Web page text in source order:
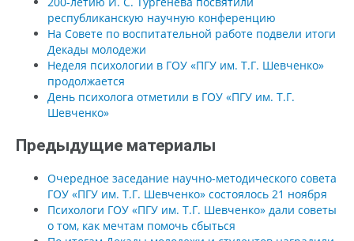
республиканскую научную конференцию
На Совете по воспитательной работе подвели итоги
Декады молодежи
Неделя психологии в ГОУ «ПГУ им. Т.Г. Шевченко»
продолжается
День психолога отметили в ГОУ «ПГУ им. Т.Г.
Шевченко»
Предыдущие материалы
Очередное заседание научно-методического совета
ГОУ «ПГУ им. Т.Г. Шевченко» состоялось 21 ноября
Психологи ГОУ «ПГУ им. Т.Г. Шевченко» дали советы
о том, как мечтам помочь сбыться